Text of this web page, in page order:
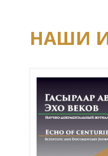
НАШИ